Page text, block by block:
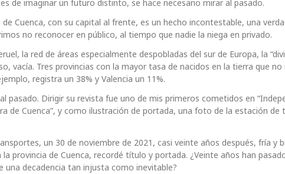
de imaginar un futuro distinto, se hace necesario mirar al pasado.
Cuenca, con su capital al frente, es un hecho incontestable, una
no reconocer en público, al tiempo que nadie la niega en privado.
la red de áreas especialmente despobladas del sur de Europa, la
vacía. Tres provincias con la mayor tasa de nacidos en la tierra que no
registra un 38% y Valencia un 11%.
pasado. Dirigir su revista fue uno de mis primeros cometidos en
de Cuenca”, y como ilustración de portada, una foto de la estación de
un 30 de noviembre de 2021, casi veinte años después, fría y
provincia de Cuenca, recordé título y portada. ¿Veinte años han
decadencia tan injusta como inevitable?